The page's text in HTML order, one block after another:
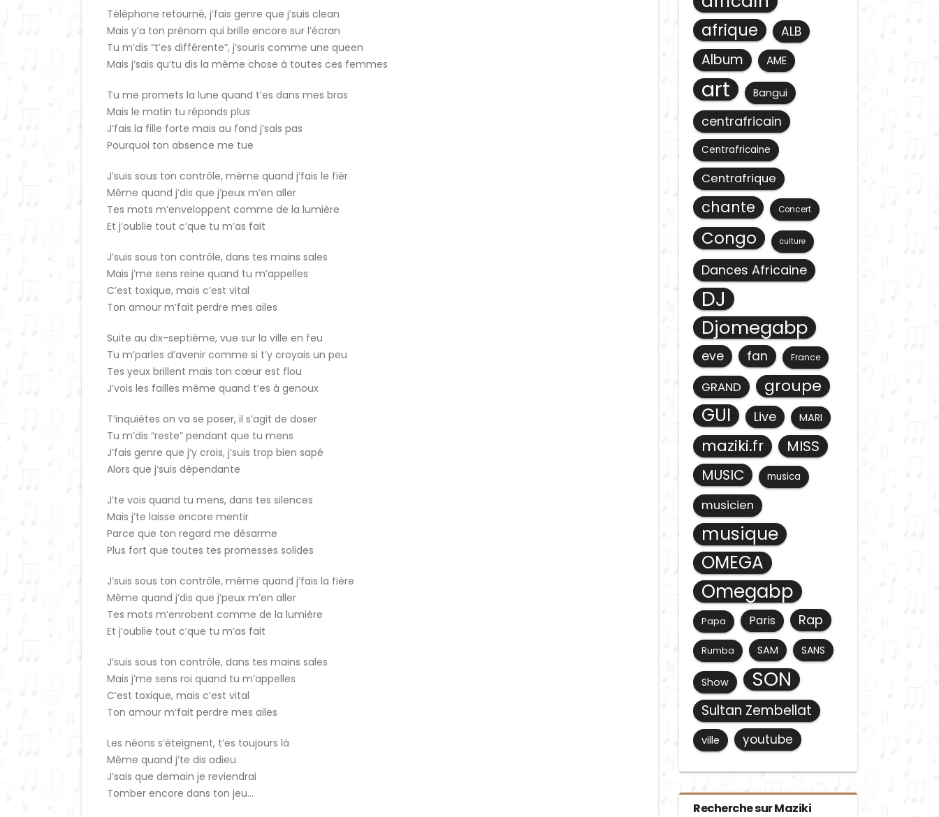
Téléphone retourné, j’fais genre que j’suis clean
Mais y’a ton prénom qui brille encore sur l’écran
Tu m’dis “t’es différente”, j’souris comme une queen
Mais j’sais qu’tu dis la même chose à toutes ces femmes
Tu me promets la lune quand t’es dans mes bras
Mais le matin tu réponds plus
J’fais la fille forte mais au fond j’sais pas
Pourquoi ton absence me tue
J’suis sous ton contrôle, même quand j’fais le fièr
Même quand j’dis que j’peux m’en aller
Tes mots m’enveloppent comme de la lumière
Et j’oublie tout c’que tu m’as fait
J’suis sous ton contrôle, dans tes mains sales
Mais j’me sens reine quand tu m’appelles
C’est toxique, mais c’est vital
Ton amour m’fait perdre mes ailes
Suite au dix-septième, vue sur la ville en feu
Tu m’parles d’avenir comme si t’y croyais un peu
Tes yeux brillent mais ton cœur est flou
J’vois les failles même quand t’es à genoux
T’inquiètes on va se poser, il s’agit de doser
Tu m’dis “reste” pendant que tu mens
J’fais genre que j’y crois, j’suis trop bien sapé
Alors que j’suis dépendante
J’te vois quand tu mens, dans tes silences
Mais j’te laisse encore mentir
Parce que ton regard me désarme
Plus fort que toutes tes promesses solides
J’suis sous ton contrôle, même quand j’fais la fière
Même quand j’dis que j’peux m’en aller
Tes mots m’enrobent comme de la lumière
Et j’oublie tout c’que tu m’as fait
J’suis sous ton contrôle, dans tes mains sales
Mais j’me sens roi quand tu m’appelles
C’est toxique, mais c’est vital
Ton amour m’fait perdre mes ailes
Les néons s’éteignent, t’es toujours là
Même quand j’te dis adieu
J’sais que demain je reviendrai
Tomber encore dans ton jeu…
afrique ALB
Album AME
art Bangui
centrafricain
Centrafricaine
Centrafrique
chante Concert
Congo culture
Dances Africaine
DJ
Djomegabp
eve fan France
GRAND groupe
GUI Live MARI
maziki.fr
MISS
MUSIC
musica
musicien
musique
OMEGA
Omegabp
Papa Paris Rap
Rumba SAM SANS
Show SON
Sultan Zembellat
ville youtube
Recherche sur Maziki